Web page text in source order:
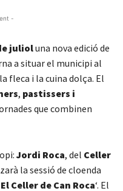
-
julioluna nova edició de
a situar el municipi al
fleca i la cuina dolça. El
, pastissers i
que combinen
Jordi Roca, del Celler
la sessió de cloenda
Celler de Can Roca‘. El